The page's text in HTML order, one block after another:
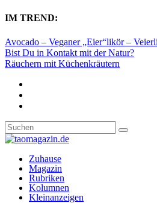
IM TREND:
Avocado – Veganer „Eier“likör –
Bist Du in Kontakt mit der Natur?
Räuchern mit Küchenkräutern
Zuhause
Magazin
Rubriken
Kolumnen
Kleinanzeigen